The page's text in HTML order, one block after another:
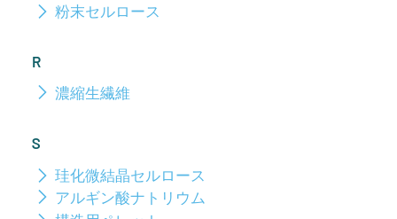
粉末セルロース
R
濃縮生繊維
S
珪化微結晶セルロース
アルギン酸ナトリウム